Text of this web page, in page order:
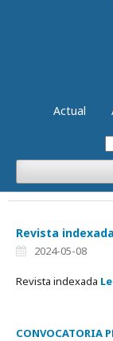
Actual
Revista indexada
2024-05-08
Revista indexada
CONVOCATORIA